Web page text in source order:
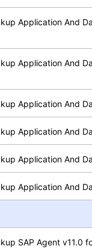
Application And
Application And
Application And
Application And
Application And
Application And
SAP Agent v11.0